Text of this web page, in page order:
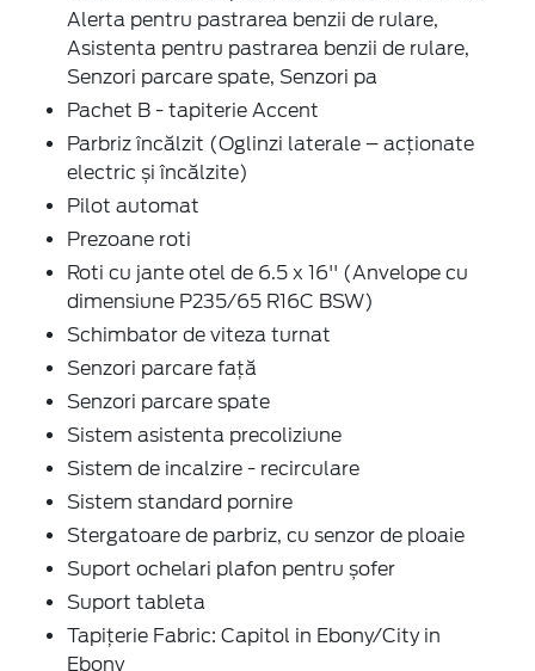
Alerta pentru pastrarea benzii de rulare,
Asistenta pentru pastrarea benzii de rulare,
Senzori parcare spate, Senzori pa
Pachet B - tapiterie Accent
Parbriz încălzit (Oglinzi laterale – acționate
electric și încălzite)
Pilot automat
Prezoane roti
Roti cu jante otel de 6.5 x 16'' (Anvelope cu
dimensiune P235/65 R16C BSW)
Schimbator de viteza turnat
Senzori parcare față
Senzori parcare spate
Sistem asistenta precoliziune
Sistem de incalzire - recirculare
Sistem standard pornire
Stergatoare de parbriz, cu senzor de ploaie
Suport ochelari plafon pentru șofer
Suport tableta
Tapițerie Fabric: Capitol in Ebony/City in
Ebony